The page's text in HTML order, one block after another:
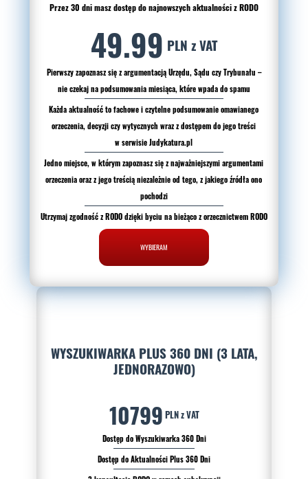
Przez 30 dni masz dostęp do najnowszych aktualności z RODO
49.99 PLN z VAT
Pierwszy zapoznasz się z argumentacją Urzędu, Sądu czy Trybunału –
nie czekaj na podsumowania miesiąca, które wpada do spamu
Każda aktualność to fachowe i czytelne podsumowanie omawianego
orzeczenia, decyzji czy wytycznych wraz z dostępem do jego treści
w serwisie Judykatura.pl
Jedno miejsce, w którym zapoznasz się z najważniejszymi argumentami
orzeczenia oraz z jego treścią niezależnie od tego, z jakiego źródła ono
pochodzi
Utrzymaj zgodność z RODO dzięki byciu na bieżąco z orzecznictwem RODO
WYBIERAM
WYSZUKIWARKA PLUS 360 DNI (3 LATA,
JEDNORAZOWO)
10799 PLN z VAT
Dostęp do Wyszukiwarka 360 Dni
Dostęp do Aktualności Plus 360 Dni